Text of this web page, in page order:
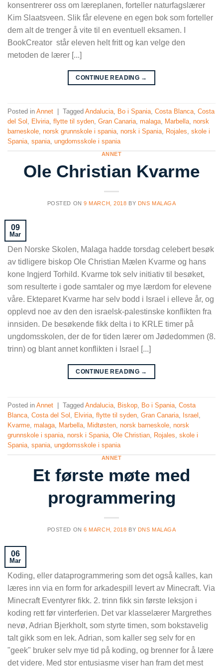
konsentrerer oss om læreplanen, forteller naturfagslærer
Kim Slaatsveen. Slik får elevene en egen bok som forteller
dem alt de trenger å vite til en eventuell eksamen. I
BookCreator står eleven helt fritt og kan velge den
metoden de lærer [...]
CONTINUE READING →
Posted in Annet Tagged Andalucia, Bo i Spania, Costa Blanca, Costa
del Sol , Elviria, flytte til syden, Gran Canaria, malaga, Marbella, norsk
barneskole, norsk grunnskole i spania, norsk i Spania, Rojales, skole i
Spania, spania, ungdomsskole i spania
ANNET
Ole Christian Kvarme
POSTED ON9 MARCH, 2018 BY DNS MALAGA
09
Mar
Den Norske Skolen, Malaga hadde torsdag celebert besøk
av tidligere biskop Ole Christian Mælen Kvarme og hans
kone Ingjerd Torhild. Kvarme tok selv initiativ til besøket,
som resulterte i gode samtaler og mye lærdom for elevene
våre. Ekteparet Kvarme har selv bodd i Israel i elleve år, og
opplevd noe av den den israelsk-palestinske konflikten fra
innsiden. De besøkende fikk delta i to KRLE timer på
ungdomsskolen, der de for tiden lærer om Jødedommen (8.
trinn) og blant annet konflikten i Israel [...]
CONTINUE READING →
Posted in Annet Tagged Andalucia, Biskop, Bo i Spania, Costa
Blanca, Costa del Sol , Elviria, flytte til syden, Gran Canaria, Israel ,
Kvarme, malaga, Marbella, Midtøsten, norsk barneskole, norsk
grunnskole i spania, norsk i Spania, Ole Christian, Rojales, skole i
Spania, spania, ungdomsskole i spania
ANNET
Et første møte med
programmering
POSTED ON6 MARCH, 2018 BY DNS MALAGA
06
Mar
Koding, eller dataprogrammering som det også kalles, kan
læres inn via en form for arkadespill levert av Minecraft. Via
Minecraft Eventyrer fikk. 2. trinn fikk sin første leksjon i
koding rett før vinterferien. Det var klasselærer Margrethes
nevø, Adrian Bjerkholt, som styrte timen, som bokstavelig
talt gikk som en lek. Adrian, som kaller seg selv for en
"geek" bruker selv mye tid på koding, og brenner for å lære
det videre. Med stor entusiasme viser han fram det mest